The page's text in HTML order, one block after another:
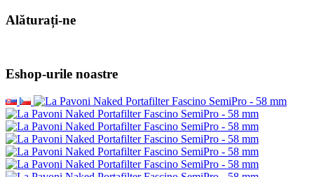
Alăturați-ne
Eshop-urile noastre